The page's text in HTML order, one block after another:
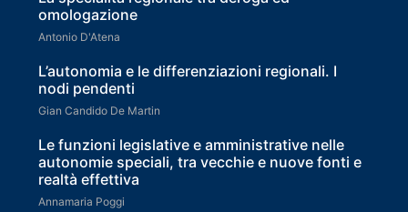
omologazione
Antonio D'Atena
L’autonomia e le differenziazioni regionali. I
nodi pendenti
Gian Candido De Martin
Le funzioni legislative e amministrative nelle
autonomie speciali, tra vecchie e nuove fonti e
realtà effettiva
Annamaria Poggi